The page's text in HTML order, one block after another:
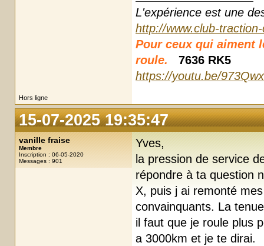
L'expérience est une
http://www.club-
Pour ceux qui aiment
roule.
7636 RK5
https://youtu.be/
Hors ligne
15-07-2025 19:35:47
vanille fraise
Membre
Inscription : 06-05-2020
Messages : 901
Yves,
la pression de service
répondre à ta question
X, puis j ai remonté
convainquants. La
il faut que je roule plus
a 3000km et je te dirai.